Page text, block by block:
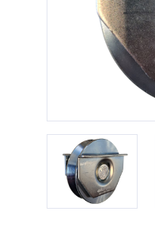
Previous